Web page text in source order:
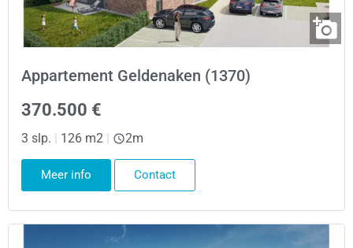
Appartement Geldenaken (1370)
370.500 €
3 slp. | 126 m2 | 2m
Meer info Contact